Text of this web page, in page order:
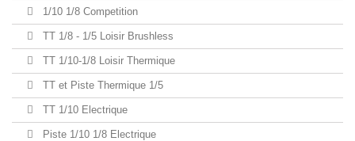
1/10 1/8 Competition
TT 1/8 - 1/5 Loisir Brushless
TT 1/10-1/8 Loisir Thermique
TT et Piste Thermique 1/5
TT 1/10 Electrique
Piste 1/10 1/8 Electrique